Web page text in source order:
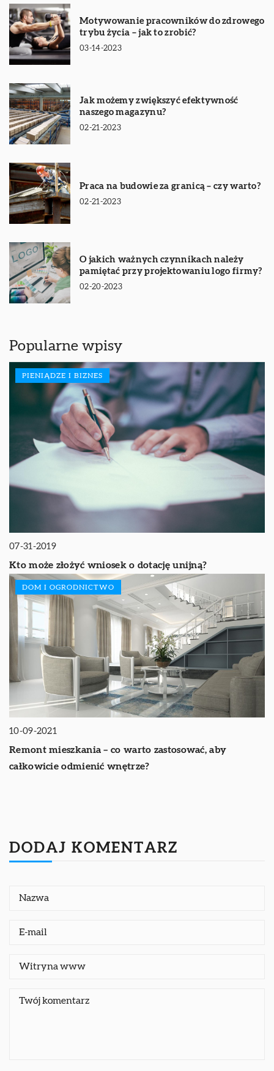
Motywowanie pracowników do zdrowego
trybu życia – jak to zrobić?
03-14-2023
Jak możemy zwiększyć efektywność
naszego magazynu?
02-21-2023
Praca na budowie za granicą – czy warto?
02-21-2023
O jakich ważnych czynnikach należy
pamiętać przy projektowaniu logo firmy?
02-20-2023
Popularne wpisy
PIENIĄDZE I BIZNES
07-31-2019
Kto może złożyć wniosek o dotację unijną?
DOM I OGRODNICTWO
10-09-2021
Remont mieszkania – co warto zastosować, aby
całkowicie odmienić wnętrze?
DODAJ KOMENTARZ